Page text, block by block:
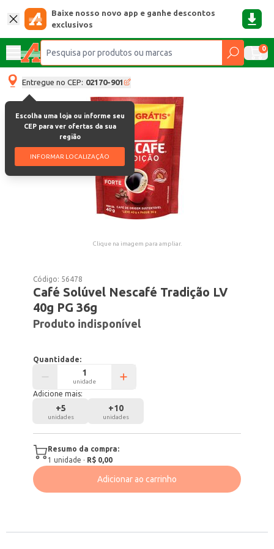
Baixe nosso novo app e ganhe descontos
exclusivos
0
Entregue no CEP: 02170-901
Escolha uma loja ou informe seu
CEP para ver ofertas da sua
região
INFORMAR LOCALIZAÇÃO
Clique na imagem para ampliar.
Código: 56478
Café Solúvel Nescafé Tradição LV
40g PG 36g
Produto indisponível
Quantidade:
unidade
Adicione mais:
+5
unidades
+10
unidades
Resumo da compra:
1 unidade · R$ 0,00
Adicionar ao carrinho